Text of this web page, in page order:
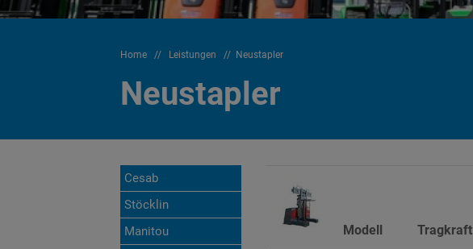
Home // Leistungen // Neustapler
Neustapler
Cesab
Stöcklin
Manitou
Modell Tragkraft